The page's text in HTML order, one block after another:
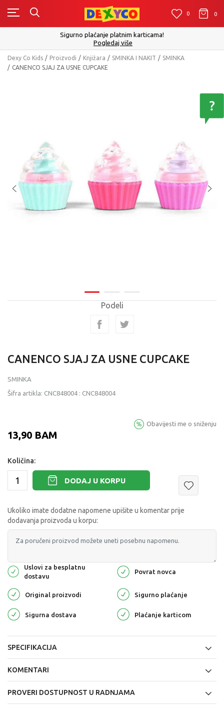
0 0
Sigurno plaćanje platnim karticama!
Pogledaj više
Dexy Co Kids Proizvodi Knjižara SMINKA I NAKIT
SMINKA
CANENCO SJAJ ZA USNE CUPCAKE
Podeli
CANENCO SJAJ ZA USNE CUPCAKE
SMINKA
Šifra artikla: CNC848004 : CNC848004
13,90 BAM
Obavijesti me o sniženju
Količina:
DODAJ U KORPU
Ukoliko imate dodatne napomene upišite u komentar prije
dodavanja proizvoda u korpu:
Uslovi za besplatnu
dostavu
Povrat novca
Original proizvodi Sigurno plaćanje
Sigurna dostava Plaćanje karticom
SPECIFIKACIJA
KOMENTARI
PROVERI DOSTUPNOST U RADNJAMA